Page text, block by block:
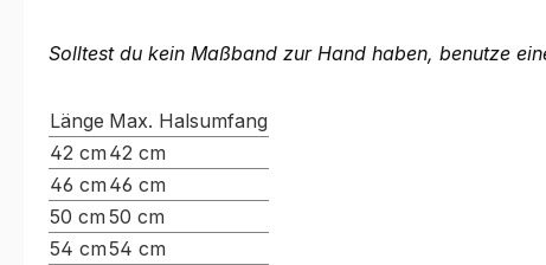
Solltest du kein Maßband zur Hand haben, benutze
Länge Max. Halsumfang
42 cm 42 cm
46 cm 46 cm
50 cm 50 cm
54 cm54 cm